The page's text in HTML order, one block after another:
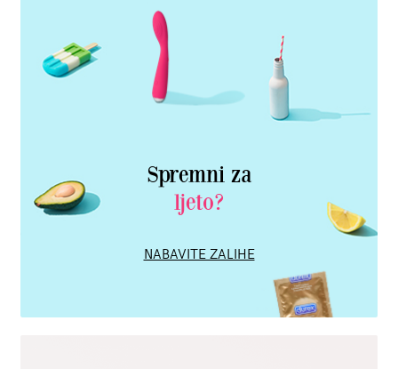
Spremni za
ljeto?
NABAVITE ZALIHE